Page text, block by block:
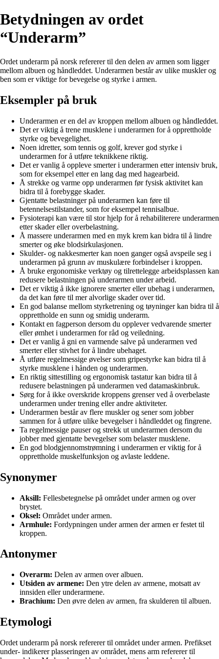
Betydningen av ordet
“Underarm”
Ordet underarm på norsk refererer til den delen av armen som ligger
mellom albuen og håndleddet. Underarmen består av ulike muskler og
ben som er viktige for bevegelse og styrke i armen.
Eksempler på bruk
Underarmen er en del av kroppen mellom albuen og håndleddet.
Det er viktig å trene musklene i underarmen for å opprettholde
styrke og bevegelighet.
Noen idretter, som tennis og golf, krever god styrke i
underarmen for å utføre teknikkene riktig.
Det er vanlig å oppleve smerter i underarmen etter intensiv bruk,
som for eksempel etter en lang dag med hagearbeid.
Å strekke og varme opp underarmen før fysisk aktivitet kan
bidra til å forebygge skader.
Gjentatte belastninger på underarmen kan føre til
betennelsestilstander, som for eksempel tennisalbue.
Fysioterapi kan være til stor hjelp for å rehabiliterere underarmen
etter skader eller overbelastning.
Å massere underarmen med en myk krem kan bidra til å lindre
smerter og øke blodsirkulasjonen.
Skulder- og nakkesmerter kan noen ganger også avspeile seg i
underarmen på grunn av muskulære forbindelser i kroppen.
Å bruke ergonomiske verktøy og tilrettelegge arbeidsplassen kan
redusere belastningen på underarmen under arbeid.
Det er viktig å ikke ignorere smerter eller ubehag i underarmen,
da det kan føre til mer alvorlige skader over tid.
En god balanse mellom styrketrening og tøyninger kan bidra til å
opprettholde en sunn og smidig underarm.
Kontakt en fagperson dersom du opplever vedvarende smerter
eller ømhet i underarmen for råd og veiledning.
Det er vanlig å gni en varmende salve på underarmen ved
smerter eller stivhet for å lindre ubehaget.
Å utføre regelmessige øvelser som gripestyrke kan bidra til å
styrke musklene i hånden og underarmen.
En riktig sittestilling og ergonomisk tastatur kan bidra til å
redusere belastningen på underarmen ved datamaskinbruk.
Sørg for å ikke overskride kroppens grenser ved å overbelaste
underarmen under trening eller andre aktiviteter.
Underarmen består av flere muskler og sener som jobber
sammen for å utføre ulike bevegelser i håndleddet og fingrene.
Ta regelmessige pauser og strekk ut underarmen dersom du
jobber med gjentatte bevegelser som belaster musklene.
En god blodgjennomstrømning i underarmen er viktig for å
opprettholde muskelfunksjon og avlaste leddene.
Synonymer
Aksill: Fellesbetegnelse på området under armen og over
brystet.
Oksel: Området under armen.
Armhule: Fordypningen under armen der armen er festet til
kroppen.
Antonymer
Overarm: Delen av armen over albuen.
Utsiden av armene: Den ytre delen av armene, motsatt av
innsiden eller underarmene.
Brachium: Den øvre delen av armen, fra skulderen til albuen.
Etymologi
Ordet underarm på norsk refererer til området under armen. Prefikset
under- indikerer plasseringen av området, mens arm refererer til